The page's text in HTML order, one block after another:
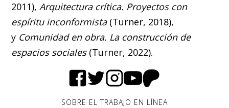
2011),Arquitectura crítica. Proyectos con
espíritu inconformista (Turner, 2018),
y Comunidad en obra. La construcción de
espacios sociales (Turner, 2022).
SOBRE EL TRABAJO EN LÍNEA